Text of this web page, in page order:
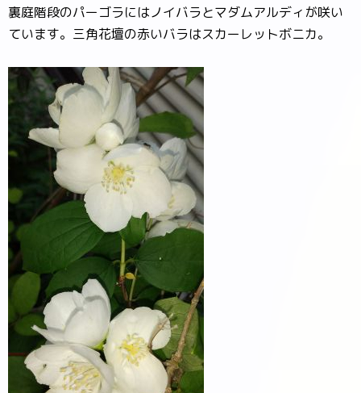
裏庭階段のパーゴラにはノイバラとマダムアルディが咲い
ています。三角花壇の赤いバラはスカーレットボニカ。